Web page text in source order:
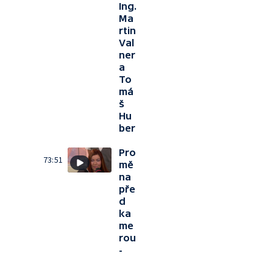
Ing.
Ma
rtin
Val
ner
a
To
má
š
Hu
ber
73:51
Pro
mě
na
pře
d
ka
me
rou
-